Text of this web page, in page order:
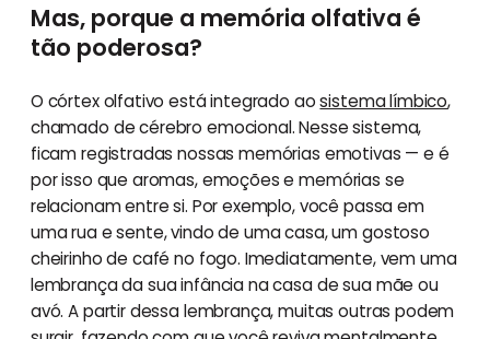
Mas, porque a memória olfativa é
tão poderosa?
O córtex olfativo está integrado aosistema límbico,
chamado de cérebro emocional. Nesse sistema,
ficam registradas nossas memórias emotivas — e é
por isso que aromas, emoções e memórias se
relacionam entre si. Por exemplo, você passa em
uma rua e sente, vindo de uma casa, um gostoso
cheirinho de café no fogo. Imediatamente, vem uma
lembrança da sua infância na casa de sua mãe ou
avó. A partir dessa lembrança, muitas outras podem